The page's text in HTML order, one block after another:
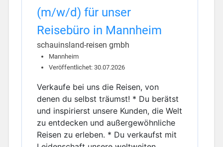
(m/w/d) für unser
Reisebüro in Mannheim
schauinsland-reisen gmbh
Mannheim
Veröffentlichet: 30.07.2026
Verkaufe bei uns die Reisen, von
denen du selbst träumst! * Du berätst
und inspirierst unsere Kunden, die Welt
zu entdecken und außergewöhnliche
Reisen zu erleben. * Du verkaufst mit